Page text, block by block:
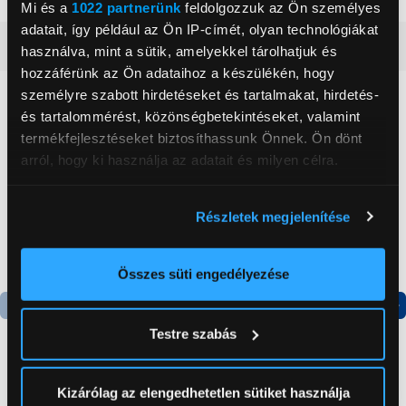
Mi és a 1022 partnerünk feldolgozzuk az Ön személyes
adatait, így például az Ön IP-címét, olyan technológiákat
használva, mint a sütik, amelyekkel tárolhatjuk és
hozzáférünk az Ön adataihoz a készülékén, hogy
személyre szabott hirdetéseket és tartalmakat, hirdetés-
és tartalommérést, közönségbetekintéseket, valamint
termékfejlesztéseket biztosíthassunk Önnek. Ön dönt
arról, hogy ki használja az adatait és milyen célra.
elhelyezkedéséről pár méteres pontossággal
Az Ön készülékén beazonosítása annak konkrét
módjairól és adja meg preferenciáit aRészletek
pontban. Bármikor módosíthatja vagy visszavonhatja a
Sütinyilatkozathoz való hozzájárulását.
Részletek megjelenítése
Összes süti engedélyezése
Testre szabás
Kizárólag az elengedhetetlen sütiket használja
Részletes ismertető
Neked ajánljuk
-25 000 Ft
LG QNED evo AI
Hisense 58E7S 58" 4K